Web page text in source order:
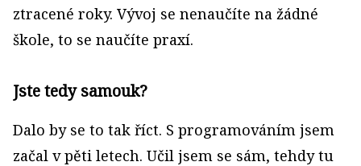
ztracené roky. Vývoj se nenaučíte na žádné
škole, to se naučíte praxí.
Jste tedy samouk?
Dalo by se to tak říct. S programováním jsem
začal v pěti letech. Učil jsem se sám, tehdy tu